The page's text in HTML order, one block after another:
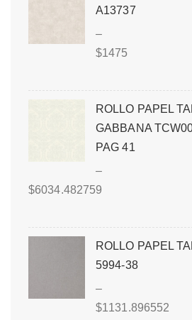
A13737
–
$1475
ROLLO PAPEL
GABBANA
PAG 41
–
$6034.482759
ROLLO PAPEL
5994-38
–
$1131.896552